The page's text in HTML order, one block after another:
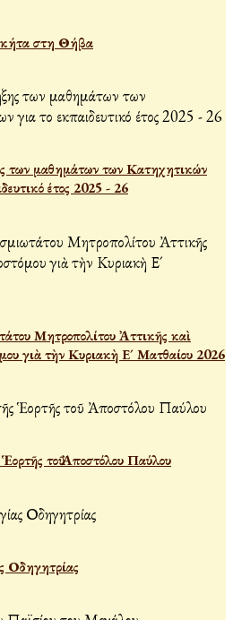
στη Θήβα
των μαθημάτων των Κατηχητικών
έτος 2025 - 26
Μητροπολίτου Ἀττικῆς καὶ
γιὰ τὴν Κυριακὴ Ε´ Ματθαίου 2026
τοῦ Ἀποστόλου Παύλου
Οδηγητρίας